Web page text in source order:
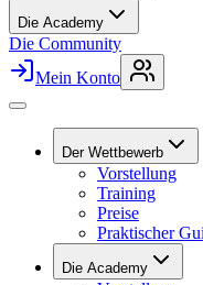
Die Academy
Die Community
Mein Konto
Der Wettbewerb
Vorstellung
Training
Preise
Praktischer
Die Academy